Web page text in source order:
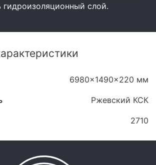
гидроизоляционный слой.
6980x1490x220 мм
Ржевский КСК
2710